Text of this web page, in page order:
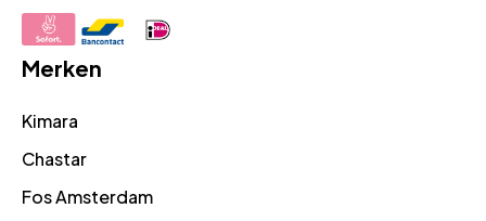
Merken
Kimara
Chastar
Fos Amsterdam